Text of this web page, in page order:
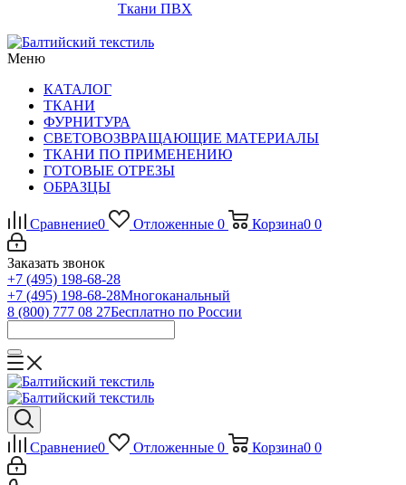
Ткани ПВХ
Меню
КАТАЛОГ
ТКАНИ
ФУРНИТУРА
СВЕТОВОЗВРАЩАЮЩИЕ МАТЕРИАЛЫ
ТКАНИ ПО ПРИМЕНЕНИЮ
ГОТОВЫЕ ОТРЕЗЫ
ОБРАЗЦЫ
Сравнение0 Отложенные 0 Корзина0 0
Заказать звонок
+7 (495) 198-68-28
+7 (495) 198-68-28Многоканальный
8 (800) 777 08 27Бесплатно по России
Сравнение0 Отложенные 0 Корзина0 0